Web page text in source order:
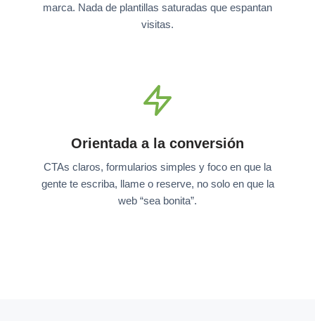
marca. Nada de plantillas saturadas que espantan
visitas.
Orientada a la conversión
CTAs claros, formularios simples y foco en que la
gente te escriba, llame o reserve, no solo en que la
web “sea bonita”.